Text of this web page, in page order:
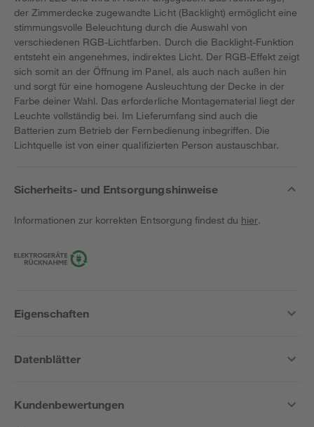
der Zimmerdecke zugewandte Licht (Backlight) ermöglicht eine
stimmungsvolle Beleuchtung durch die Auswahl von
verschiedenen RGB-Lichtfarben. Durch die Backlight-Funktion
entsteht ein angenehmes, indirektes Licht. Der RGB-Effekt zeigt
sich somit an der Öffnung im Panel, als auch nach außen hin
und sorgt für eine homogene Ausleuchtung der Decke in der
Farbe deiner Wahl. Das erforderliche Montagematerial liegt der
Leuchte vollständig bei. Im Lieferumfang sind auch die
Batterien zum Betrieb der Fernbedienung inbegriffen. Die
Lichtquelle ist von einer qualifizierten Person austauschbar.
Sicherheits- und Entsorgungshinweise
Informationen zur korrekten Entsorgung findest du hier.
Eigenschaften
Datenblätter
Kundenbewertungen